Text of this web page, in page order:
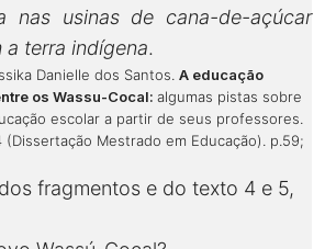
nas usinas de cana-de-açúcar
a terra indígena.
Danielle dos Santos.A educação
os Wassu-Cocal:algumas pistas sobre
escolar a partir de seus professores.
(Dissertação Mestrado em Educação). p.59;
fragmentos e do texto 4 e 5,